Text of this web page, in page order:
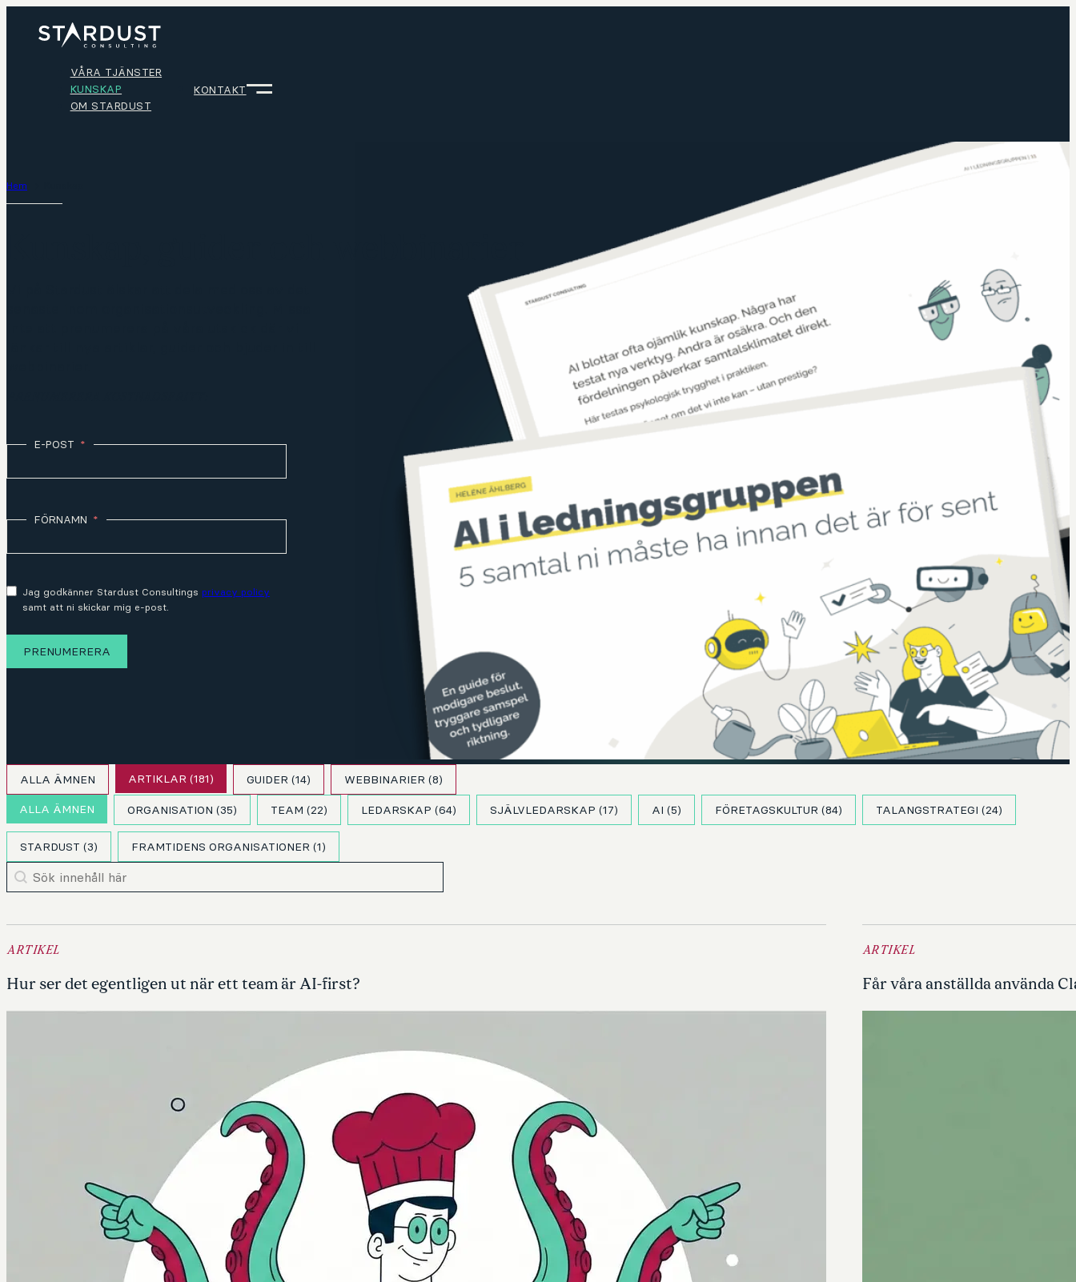
VÅRA TJÄNSTER
KUNSKAP
OM STARDUST
KONTAKT
Hem
E-POST
FÖRNAMN
Jag godkänner Stardust Consultings privacy policy
samt att ni skickar mig e-post.
PRENUMERERA
Content type
ALLA ÄMNEN ARTIKLAR (181) GUIDER (14) WEBBINARIER (8)
Content category
ALLA ÄMNEN ORGANISATION (35) TEAM (22) LEDARSKAP (64) SJÄLVLEDARSKAP (17) AI (5) FÖRETAGSKULTUR (84) TALANGSTRATEGI (24)
STARDUST (3) FRAMTIDENS ORGANISATIONER (1)
Content search
Search content
ARTIKEL
Hur ser det egentligen ut när ett team är AI-first?
ARTIKEL
Får våra anställda använda